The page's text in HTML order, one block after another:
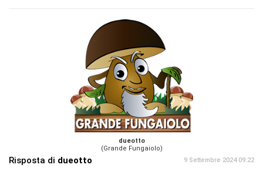
dueotto
(Grande Fungaiolo)
Risposta di dueotto 9 Settembre 2024 09:22